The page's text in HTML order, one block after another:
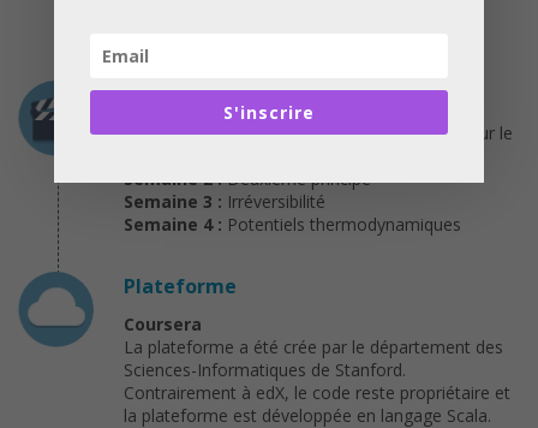
Programme
Semaine 1 :Présentation générale et leçon sur le
Semaine 2 :Deuxième principe
Semaine 3 : Irréversibilité
Semaine 4 : Potentiels thermodynamiques
Plateforme
Coursera
La plateforme a été crée par le département des
Sciences-Informatiques de Stanford.
Contrairement à edX, le code reste propriétaire et
la plateforme est développée en langage Scala.
S'inscrire